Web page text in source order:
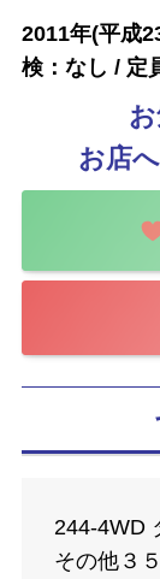
2011年(平成
検：なし / 定
お店
244-4WD
その他３